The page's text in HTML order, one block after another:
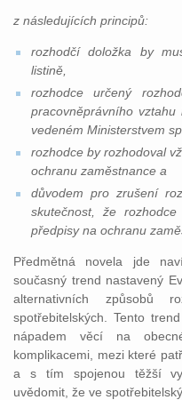
z následujících principů:
rozhodčí doložka by
listině,
rozhodce určený
pracovněprávního
vedeném Ministerstvem
rozhodce by rozhodoval
ochranu zaměstnance a
důvodem pro zrušení
skutečnost, že
předpisy na ochranu
Předmětná novela jde
současný trend nastavený
alternativních způsobů
spotřebitelských. Tento
nápadem věcí na
komplikacemi, mezi které
a s tím spojenou těžší
uvědomit, že ve